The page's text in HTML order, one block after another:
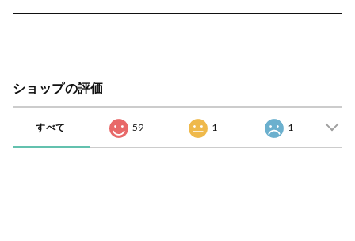
ショップの評価
すべて 59 1 1